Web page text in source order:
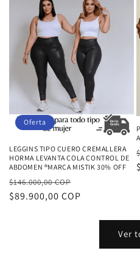
Oferta
LEGGINS TIPO CUERO CREMALLERA
HORMA LEVANTA COLA CONTROL DE
ABDOMEN ®MARCA MISTIK 30% OFF
Precio
habitual
$146.000,00 COP
de
$89.900,00 COP
Ver